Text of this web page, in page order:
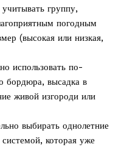
группу,
погодным
(высокая или низкая,
использовать по-
бордюра, высадка в
живой изгороди или
выбирать однолетние
которая уже